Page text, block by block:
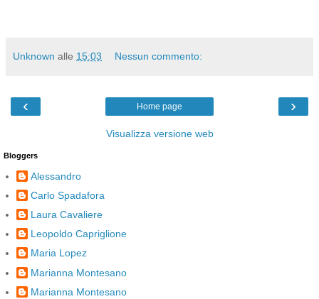
Unknown alle 15:03 Nessun commento:
‹ ›
Home page
Visualizza versione web
Bloggers
Alessandro
Carlo Spadafora
Laura Cavaliere
Leopoldo Capriglione
Maria Lopez
Marianna Montesano
Marianna Montesano